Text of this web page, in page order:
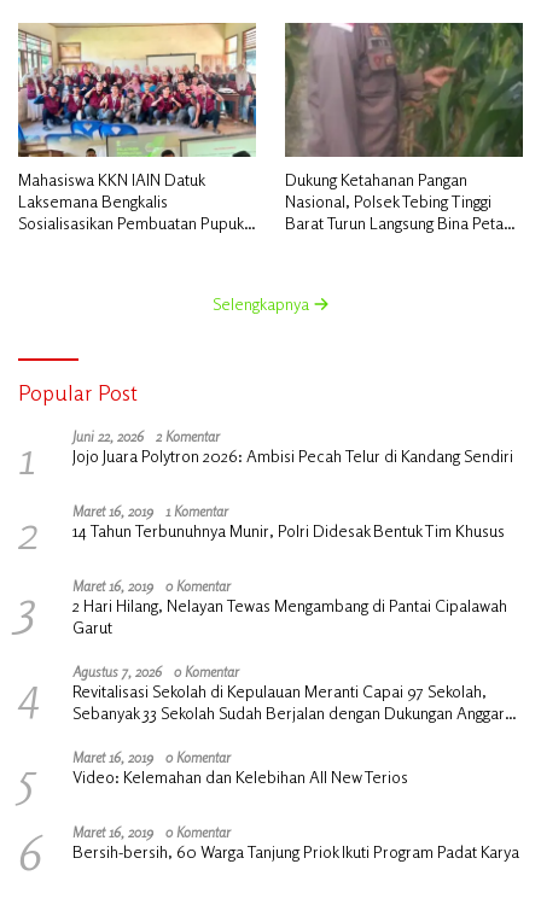
Mahasiswa KKN IAIN Datuk
Laksemana Bengkalis
Sosialisasikan Pembuatan Pupuk
Dukung Ketahanan Pangan
Nasional, Polsek Tebing Tinggi
Barat Turun Langsung Bina Petani
Selengkapnya
Popular Post
1 Juni 22, 2026 2 Komentar
Jojo Juara Polytron 2026: Ambisi Pecah Telur di Kandang Sendiri
2 Maret 16, 2019 1 Komentar
14 Tahun Terbunuhnya Munir, Polri Didesak Bentuk Tim Khusus
3 Maret 16, 2019 0 Komentar
2 Hari Hilang, Nelayan Tewas Mengambang di Pantai Cipalawah
Garut
4 Agustus 7, 2026 0 Komentar
Revitalisasi Sekolah di Kepulauan Meranti Capai 97 Sekolah,
Sebanyak 33 Sekolah Sudah Berjalan dengan Dukungan Anggaran
5 Maret 16, 2019 0 Komentar
Video: Kelemahan dan Kelebihan All New Terios
6 Maret 16, 2019 0 Komentar
Bersih-bersih, 60 Warga Tanjung Priok Ikuti Program Padat Karya